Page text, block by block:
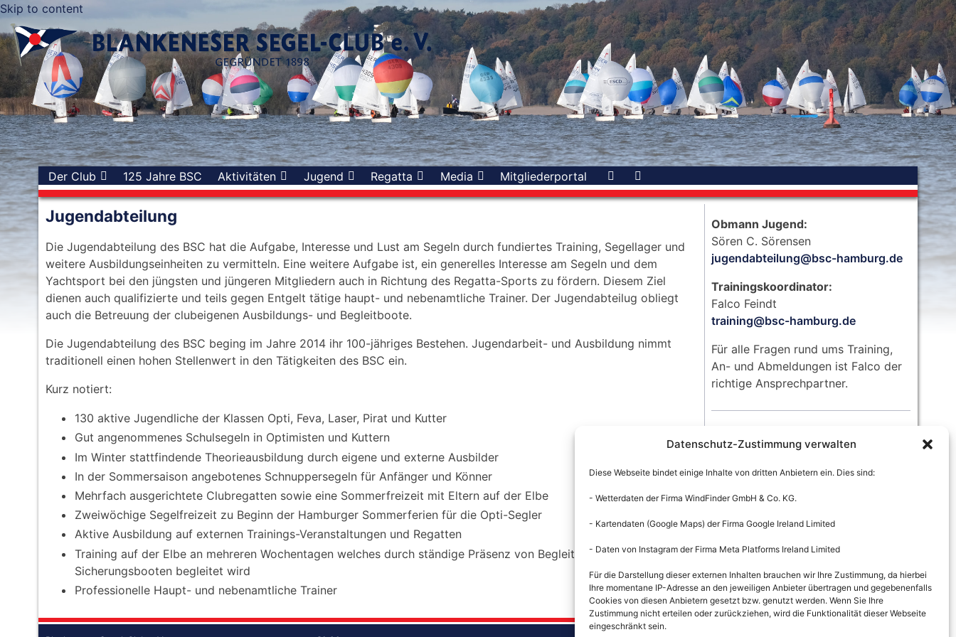
Datenschutz-Zustimmung verwalten
Diese Webseite bindet einige Inhalte von dritten Anbietern ein. Dies sind:
- Wetterdaten der Firma WindFinder GmbH & Co. KG.
- Kartendaten (Google Maps) der Firma Google Ireland Limited
- Daten von Instagram der Firma Meta Platforms Ireland Limited
Für die Darstellung dieser externen Inhalten brauchen wir Ihre Zustimmung, da hierbei
Ihre momentane IP-Adresse an den jeweiligen Anbieter übertragen und gegebenenfalls
Cookies von diesen Anbietern gesetzt bzw. genutzt werden. Wenn Sie Ihre
Zustimmung nicht erteilen oder zurückziehen, wird die Funktionalität dieser Webseite
eingeschränkt sein.
Skip to content
Der Club 125 Jahre BSC Aktivitäten Jugend Regatta Media Mitgliederportal
Jugendabteilung
Die Jugendabteilung des BSC hat die Aufgabe, Interesse und Lust am Segeln durch fundiertes Training, Segellager und
weitere Ausbildungseinheiten zu vermitteln. Eine weitere Aufgabe ist, ein generelles Interesse am Segeln und dem
Yachtsport bei den jüngsten und jüngeren Mitgliedern auch in Richtung des Regatta-Sports zu fördern. Diesem Ziel
dienen auch qualifizierte und teils gegen Entgelt tätige haupt- und nebenamtliche Trainer. Der Jugendabteilug obliegt
auch die Betreuung der clubeigenen Ausbildungs- und Begleitboote.
Die Jugendabteilung des BSC beging im Jahre 2014 ihr 100-jähriges Bestehen. Jugendarbeit- und Ausbildung nimmt
traditionell einen hohen Stellenwert in den Tätigkeiten des BSC ein.
Kurz notiert:
130 aktive Jugendliche der Klassen Opti, Feva, Laser, Pirat und Kutter
Gut angenommenes Schulsegeln in Optimisten und Kuttern
Im Winter stattfindende Theorieausbildung durch eigene und externe Ausbilder
In der Sommersaison angebotenes Schnuppersegeln für Anfänger und Könner
Mehrfach ausgerichtete Clubregatten sowie eine Sommerfreizeit mit Eltern auf der Elbe
Zweiwöchige Segelfreizeit zu Beginn der Hamburger Sommerferien für die Opti-Segler
Aktive Ausbildung auf externen Trainings-Veranstaltungen und Regatten
Training auf der Elbe an mehreren Wochentagen welches durch ständige Präsenz von Begleit- und
Sicherungsbooten begleitet wird
Professionelle Haupt- und nebenamtliche Trainer
Obmann Jugend:
Sören C. Sörensen
jugendabteilung@bsc-hamburg.de
Trainingskoordinator:
Falco Feindt
training@bsc-hamburg.de
Für alle Fragen rund ums Training,
An- und Abmeldungen ist Falco der
richtige Ansprechpartner.